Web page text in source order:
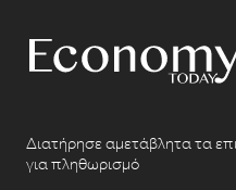
Διατήρησε αμετάβλητα τα
για πληθωρισμό